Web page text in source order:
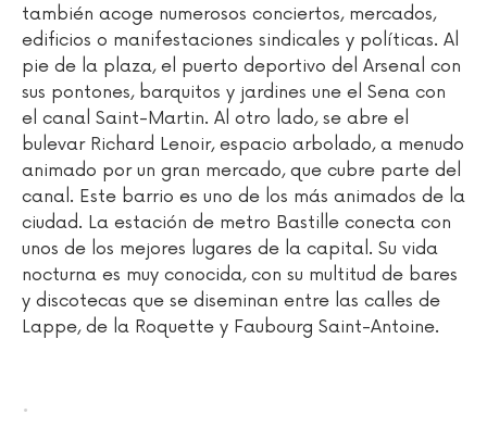
también acoge numerosos conciertos, mercados,
edificios o manifestaciones sindicales y políticas. Al
pie de la plaza, el puerto deportivo del Arsenal con
sus pontones, barquitos y jardines une el Sena con
el canal Saint-Martin. Al otro lado, se abre el
bulevar Richard Lenoir, espacio arbolado, a menudo
animado por un gran mercado, que cubre parte del
canal. Este barrio es uno de los más animados de la
ciudad. La estación de metro Bastille conecta con
unos de los mejores lugares de la capital. Su vida
nocturna es muy conocida, con su multitud de bares
y discotecas que se diseminan entre las calles de
Lappe, de la Roquette y Faubourg Saint-Antoine.
.